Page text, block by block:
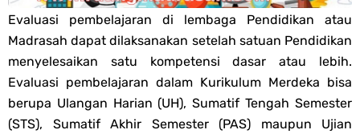
Qur'an Hadis PPG 2025
Soal OMI Geografi Terintegrasi Jenjang MA
Soal OMI Ekonomi Terintegrasi Jenjang MA
Soal OMI KIMIA Terintegrasi Jenjang MA
Evaluasi pembelajaran di lembaga Pendidikan atau
Madrasah dapat dilaksanakan setelah satuan Pendidikan
menyelesaikan satu kompetensi dasar atau lebih.
Evaluasi pembelajaran dalam Kurikulum Merdeka bisa
berupa Ulangan Harian (UH), Sumatif Tengah Semester
(STS), Sumatif Akhir Semester (PAS) maupun Ujian